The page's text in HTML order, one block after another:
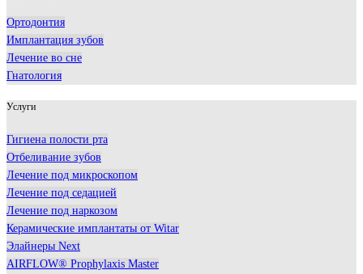
Ортодонтия
Имплантация зубов
Лечение во сне
Гнатология
Услуги
Гигиена полости рта
Отбеливание зубов
Лечение под микроскопом
Лечение под седацией
Лечение под наркозом
Керамические имплантаты от Witar
Элайнеры Next
AIRFLOW® Prophylaxis Master